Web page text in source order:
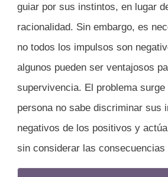
guiar por sus instintos, en lugar
racionalidad. Sin embargo, es
no todos los impulsos son
algunos pueden ser ventajosos
supervivencia. El problema surge
persona no sabe discriminar sus
negativos de los positivos y
sin considerar las